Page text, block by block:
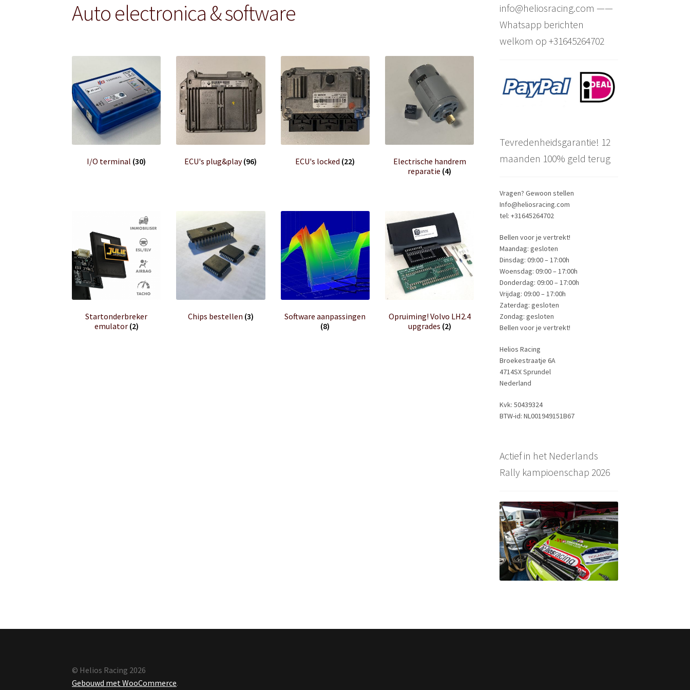
Auto electronica & software
I/O terminal (30) ECU's plug&play(96) ECU's locked (22)
Electrische handrem
reparatie (4)
Startonderbreker
emulator (2)
Chips bestellen (3)
Software aanpassingen
(8)
Opruiming! Volvo LH2.4
upgrades (2)
info@heliosracing.com ——
Whatsapp berichten
welkom op +31645264702
Tevredenheidsgarantie! 12
maanden 100% geld terug
Vragen? Gewoon stellen
Info@heliosracing.com
tel: +31645264702
Bellen voor je vertrekt!
Maandag: gesloten
Dinsdag: 09:00 – 17:00h
Woensdag: 09:00 – 17:00h
Donderdag: 09:00 – 17:00h
Vrijdag: 09:00 – 17:00h
Zaterdag: gesloten
Zondag: gesloten
Bellen voor je vertrekt!
Helios Racing
Broekestraatje 6A
4714SX Sprundel
Nederland
Kvk: 50439324
BTW-id: NL001949151B67
Actief in het Nederlands
Rally kampioenschap 2026
© Helios Racing 2026
Gebouwd met WooCommerce.